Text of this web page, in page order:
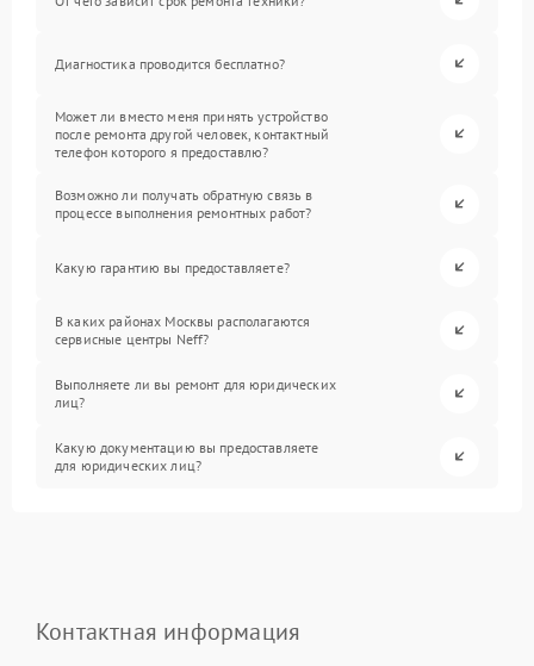
Диагностика проводится бесплатно?
Может ли вместо меня принять устройство
после ремонта другой человек, контактный
телефон которого я предоставлю?
Возможно ли получать обратную связь в
процессе выполнения ремонтных работ?
Какую гарантию вы предоставляете?
В каких районах Москвы располагаются
сервисные центры Neff?
Выполняете ли вы ремонт для юридических
лиц?
Какую документацию вы предоставляете
для юридических лиц?
Контактная информация